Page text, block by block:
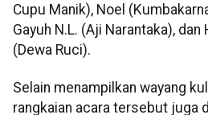
Cupu Manik), Noel
Gayuh N.L. (Aji Narantaka), dan
(Dewa Ruci).
Selain menampilkan wayang
rangkaian acara tersebut juga